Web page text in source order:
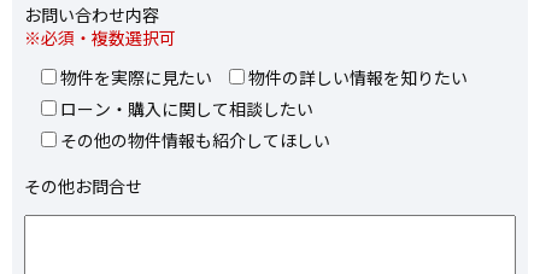
お問い合わせ内容
※必須・複数選択可
物件を実際に見たい
物件の詳しい情報を知りたい
ローン・購入に関して相談したい
その他の物件情報も紹介してほしい
その他お問合せ